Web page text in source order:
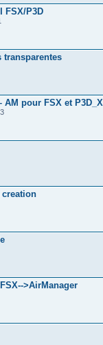
FSX/P3D
transparentes
AM pour FSX et P3D_X
creation
>AirManager